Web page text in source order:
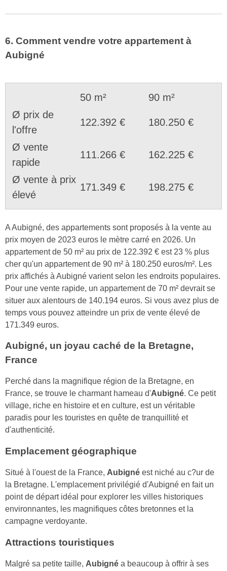
6. Comment vendre votre appartement à
Aubigné
50 m²
90 m²
Ø prix de
l'offre
122.392 € 180.250 €
Ø vente
rapide
111.266 € 162.225 €
Ø vente à prix
élevé
171.349 € 198.275 €
A Aubigné, des appartements sont proposés à la vente au
prix moyen de 2023 euros le mètre carré en 2026. Un
appartement de 50 m² au prix de 122.392 € est 23 % plus
cher qu'un appartement de 90 m² à 180.250 euros/m². Les
prix affichés à Aubigné varient selon les endroits populaires.
Pour une vente rapide, un appartement de 70 m² devrait se
situer aux alentours de 140.194 euros. Si vous avez plus de
temps vous pouvez atteindre un prix de vente élevé de
171.349 euros.
Aubigné, un joyau caché de la Bretagne,
France
Perché dans la magnifique région de la Bretagne, en
France, se trouve le charmant hameau d'Aubigné. Ce petit
village, riche en histoire et en culture, est un véritable
paradis pour les touristes en quête de tranquillité et
d'authenticité.
Emplacement géographique
Situé à l'ouest de la France, Aubigné est niché au c?ur de
la Bretagne. L'emplacement privilégié d'Aubigné en fait un
point de départ idéal pour explorer les villes historiques
environnantes, les magnifiques côtes bretonnes et la
campagne verdoyante.
Attractions touristiques
Malgré sa petite taille, Aubigné a beaucoup à offrir à ses